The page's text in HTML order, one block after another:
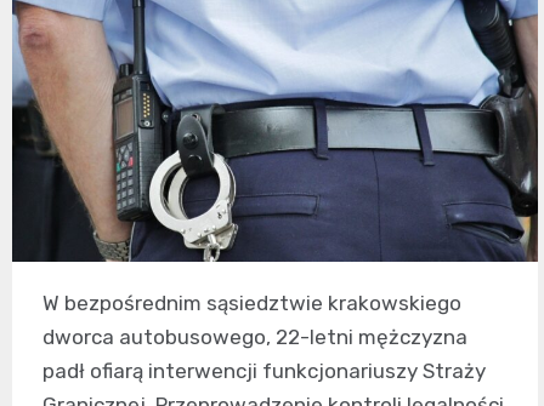
W bezpośrednim sąsiedztwie krakowskiego
dworca autobusowego, 22-letni mężczyzna
padł ofiarą interwencji funkcjonariuszy Straży